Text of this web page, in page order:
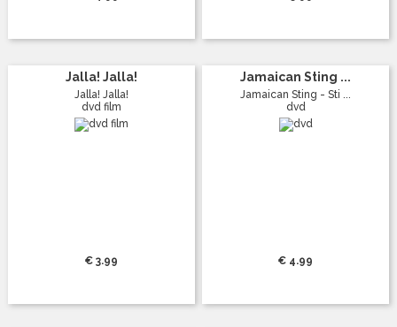
Jalla! Jalla!
Jalla! Jalla!
dvd film
€ 3.99
Jamaican Sting ...
Jamaican Sting - Sti ...
dvd
€ 4.99